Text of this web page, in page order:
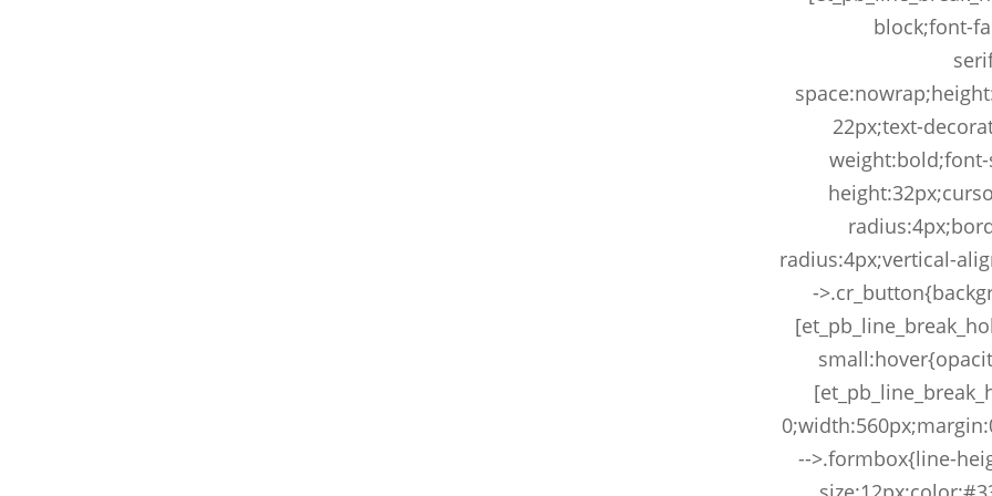
block;font-
22px;text-
radius:4px;vertical-
-
-->.formbox{line-